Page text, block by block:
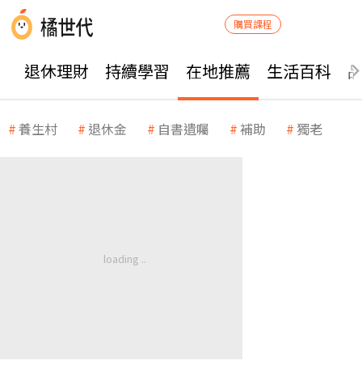
購買課程
退休理財 持續學習 在地推薦 生活百科
養生村 退休金 自書遺囑 補助 獨老